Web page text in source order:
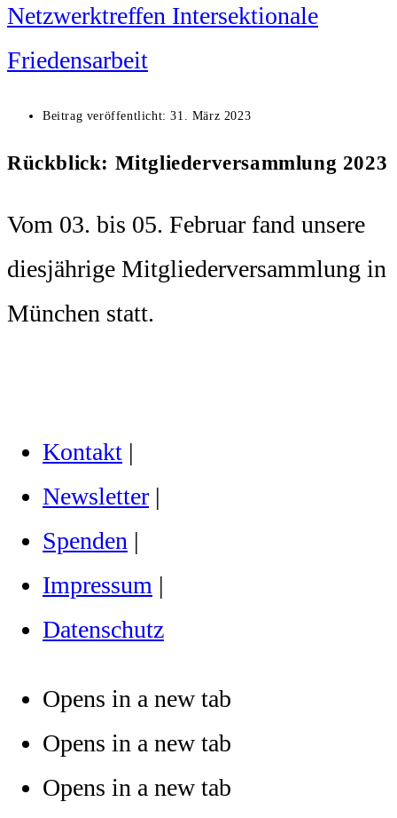
Netzwerktreffen Intersektionale
Friedensarbeit
Beitrag veröffentlicht: 31. März 2023
Rückblick: Mitgliederversammlung 2023
Vom 03. bis 05. Februar fand unsere
diesjährige Mitgliederversammlung in
München statt.
Kontakt |
Newsletter |
Spenden |
Impressum |
Datenschutz
Opens in a new tab
Opens in a new tab
Opens in a new tab